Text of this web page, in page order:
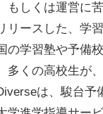
もしくは運営に
ースした、学
の学習塾や予備
多くの高校生が
は、駿台予